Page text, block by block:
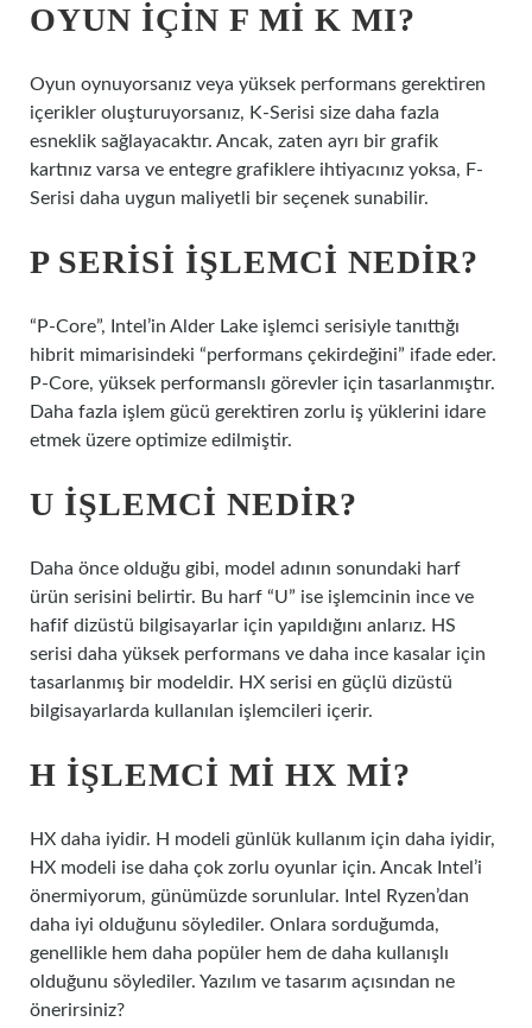
OYUN IÇIN F MI K MI?
Oyun oynuyorsanız veya yüksek performans gerektiren
içerikler oluşturuyorsanız, K-Serisi size daha fazla
esneklik sağlayacaktır. Ancak, zaten ayrı bir grafik
kartınız varsa ve entegre grafiklere ihtiyacınız yoksa, F-
Serisi daha uygun maliyetli bir seçenek sunabilir.
P SERISI IŞLEMCI NEDIR?
“P-Core”, Intel’in Alder Lake işlemci serisiyle tanıttığı
hibrit mimarisindeki “performans çekirdeğini” ifade eder.
P-Core, yüksek performanslı görevler için tasarlanmıştır.
Daha fazla işlem gücü gerektiren zorlu iş yüklerini idare
etmek üzere optimize edilmiştir.
U IŞLEMCI NEDIR?
Daha önce olduğu gibi, model adının sonundaki harf
ürün serisini belirtir. Bu harf “U” ise işlemcinin ince ve
hafif dizüstü bilgisayarlar için yapıldığını anlarız. HS
serisi daha yüksek performans ve daha ince kasalar için
tasarlanmış bir modeldir. HX serisi en güçlü dizüstü
bilgisayarlarda kullanılan işlemcileri içerir.
H IŞLEMCI MI HX MI?
HX daha iyidir. H modeli günlük kullanım için daha iyidir,
HX modeli ise daha çok zorlu oyunlar için. Ancak Intel’i
önermiyorum, günümüzde sorunlular. Intel Ryzen’dan
daha iyi olduğunu söylediler. Onlara sorduğumda,
genellikle hem daha popüler hem de daha kullanışlı
olduğunu söylediler. Yazılım ve tasarım açısından ne
önerirsiniz?